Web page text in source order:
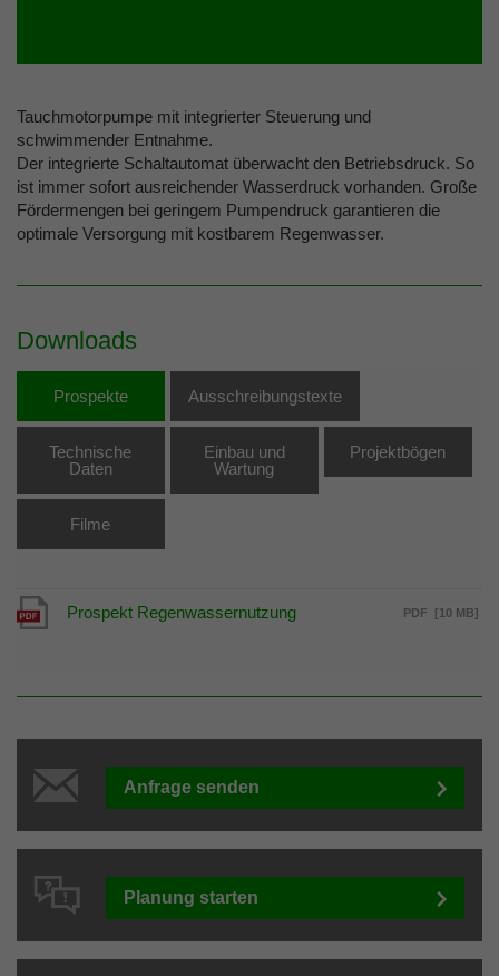
Tauchmotorpumpe mit integrierter Steuerung und
schwimmender Entnahme.
Der integrierte Schaltautomat überwacht den Betriebsdruck. So
ist immer sofort ausreichender Wasserdruck vorhanden. Große
Fördermengen bei geringem Pumpendruck garantieren die
optimale Versorgung mit kostbarem Regenwasser.
Downloads
Prospekte Ausschreibungstexte
Technische
Daten
Einbau und
Wartung
Projektbögen
Filme
[10 MB]
PDF
Prospekt Regenwassernutzung
Anfrage senden
Planung starten